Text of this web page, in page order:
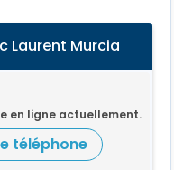
Laurent Murcia
en ligne actuellement.
téléphone